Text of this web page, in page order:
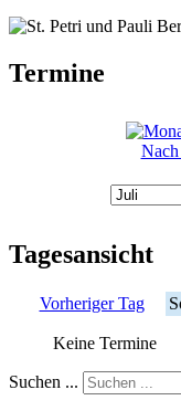
Termine
Tagesansicht
Vorheriger Tag
Keine Termine
Suchen ...